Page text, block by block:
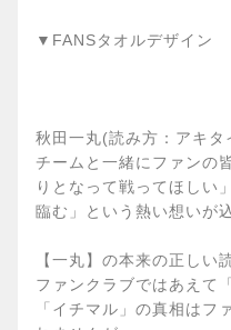
▼FANSタオルデザイン
秋田一丸(読み方：アキタ
チームと一緒にファンの
りとなって戦ってほしい
臨む」という熱い想いが
【一丸】の本来の正しい
ファンクラブではあえて
「イチマル」の真相は